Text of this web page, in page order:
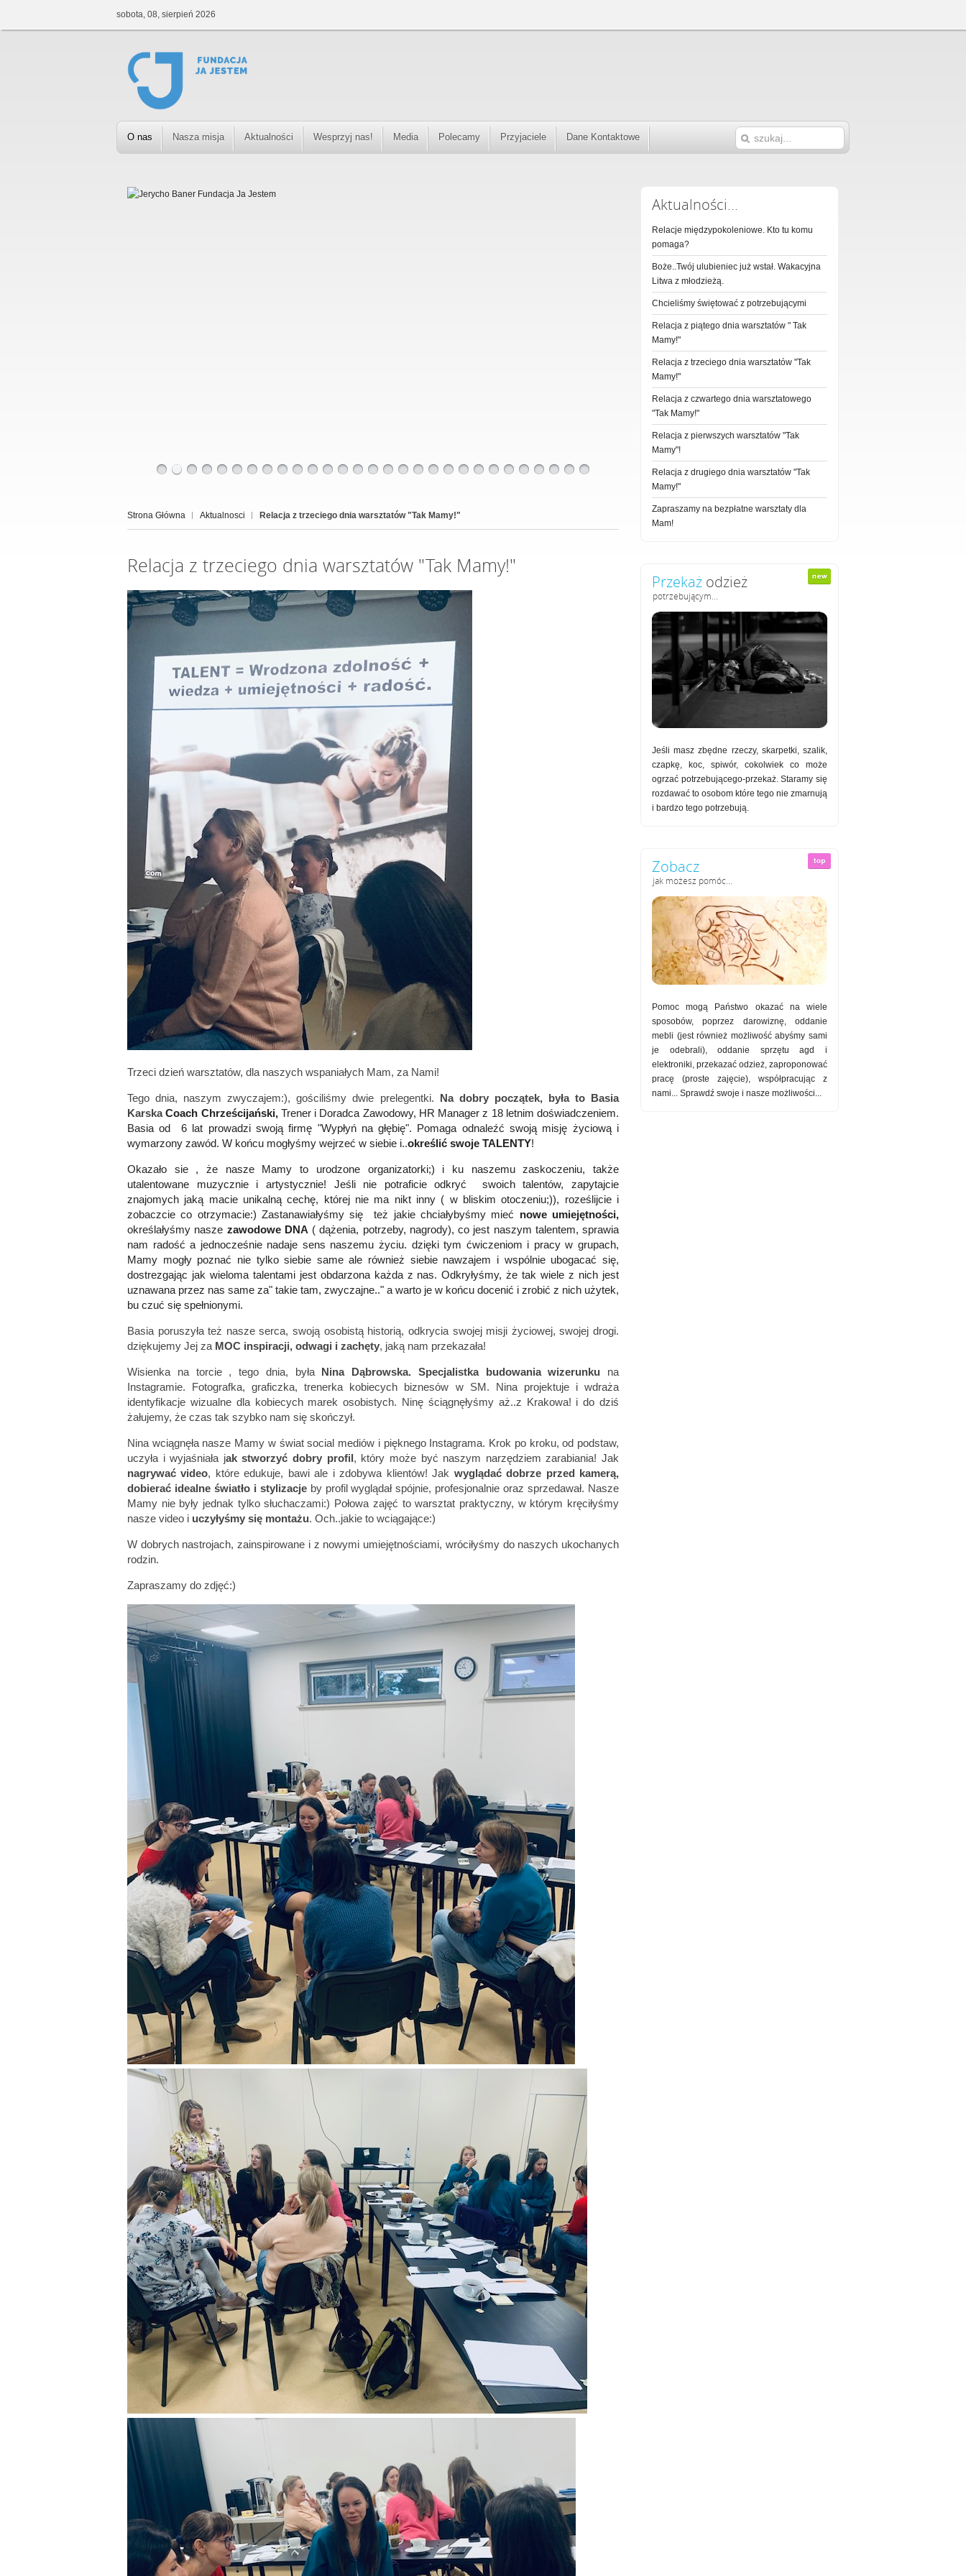
sobota, 08, sierpień 2026
O nas Nasza misja Aktualności Wesprzyj nas! Media Polecamy Przyjaciele Dane Kontaktowe
Strona Główna Aktualnosci Relacja z trzeciego dnia warsztatów "Tak Mamy!"
Relacja z trzeciego dnia warsztatów "Tak Mamy!"
Trzeci dzień warsztatów, dla naszych wspaniałych Mam, za Nami!
Tego dnia, naszym zwyczajem:), gościliśmy dwie prelegentki.
Na dobry początek, była to Basia
KarskaCoach Chrześcijański,Trener i Doradca Zawodowy, HR Manager z 18 letnim doświadczeniem.
Basia od 6 lat prowadzi swoją firmę "Wypłyń na głębię". Pomaga odnaleźć swoją misję życiową i
wymarzony zawód. W końcu mogłyśmy wejrzeć w siebie i..określić swoje TALENTY!
Okazało sie , że nasze Mamy to urodzone organizatorki;) i ku naszemu zaskoczeniu, także
utalentowane muzycznie i artystycznie! Jeśli nie potraficie odkryć swoich talentów, zapytajcie
znajomych jaką macie unikalną cechę, której nie ma nikt inny ( w bliskim otoczeniu;)), roześlijcie i
zobaczcie co otrzymacie:) Zastanawiałyśmy się też jakie chciałybyśmy mieć nowe umiejętności,
określałyśmy nasze zawodowe DNA ( dążenia, potrzeby, nagrody), co jest naszym talentem, sprawia
nam radość a jednocześnie nadaje sens naszemu życiu. dzięki tym ćwiczeniom i pracy w grupach,
Mamy mogły poznać nie tylko siebie same ale również siebie nawzajem i wspólnie ubogacać się,
dostrezgając jak wieloma talentami jest obdarzona każda z nas. Odkryłyśmy, że tak wiele z nich jest
uznawana przez nas same za" takie tam, zwyczajne.." a warto je w końcu docenić i zrobić z nich użytek,
bu czuć się spełnionymi.
Basia poruszyła też nasze serca, swoją osobistą historią, odkrycia swojej misji życiowej, swojej drogi.
dziękujemy Jej za MOC inspiracji, odwagi i zachęty, jaką nam przekazała!
Wisienka na torcie , tego dnia, była Nina Dąbrowska. Specjalistka budowania wizerunku na
Instagramie. Fotografka, graficzka, trenerka kobiecych biznesów w SM. Nina projektuje i wdraża
identyfikacje wizualne dla kobiecych marek osobistych. Ninę ściągnęłyśmy aż..z Krakowa! i do dziś
żałujemy, że czas tak szybko nam się skończył.
Nina wciągnęła nasze Mamy w świat social mediów i pięknego Instagrama. Krok po kroku, od podstaw,
uczyła i wyjaśniała jak stworzyć dobry profil , który może być naszym narzędziem zarabiania! Jak
nagrywać video, które edukuje, bawi ale i zdobywa klientów! Jak wyglądać dobrze przed kamerą,
dobierać idealne światło i stylizacjeby profil wyglądał spójnie, profesjonalnie oraz sprzedawał. Nasze
Mamy nie były jednak tylko słuchaczami:) Połowa zajęć to warsztat praktyczny, w którym kręciłyśmy
nasze video i uczyłyśmy się montażu. Och..jakie to wciągające:)
W dobrych nastrojach, zainspirowane i z nowymi umiejętnościami, wróciłyśmy do naszych ukochanych
rodzin.
Zapraszamy do zdjęć:)
Aktualności...
Relacje międzypokoleniowe. Kto tu komu
pomaga?
Boże..Twój ulubieniec już wstał. Wakacyjna
Litwa z młodzieżą.
Chcieliśmy świętować z potrzebującymi
Relacja z piątego dnia warsztatów " Tak
Mamy!"
Relacja z trzeciego dnia warsztatów "Tak
Mamy!"
Relacja z czwartego dnia warsztatowego
"Tak Mamy!"
Relacja z pierwszych warsztatów "Tak
Mamy"!
Relacja z drugiego dnia warsztatów "Tak
Mamy!"
Zapraszamy na bezpłatne warsztaty dla
Mam!
Przekaż odzież
potrzebującym...
Jeśli masz zbędne rzeczy, skarpetki, szalik,
czapkę, koc, spiwór, cokolwiek co może
ogrzać potrzebującego-przekaż. Staramy się
rozdawać to osobom które tego nie zmarnują
i bardzo tego potrzebują.
Zobacz
jak możesz pomóc...
Pomoc mogą Państwo okazać na wiele
sposobów, poprzez darowiznę, oddanie
mebli (jest również możliwość abyśmy sami
je odebrali), oddanie sprzętu agd i
elektroniki, przekazać odzież, zaproponować
pracę (proste zajęcie), współpracując z
nami... Sprawdź swoje i nasze możliwości...